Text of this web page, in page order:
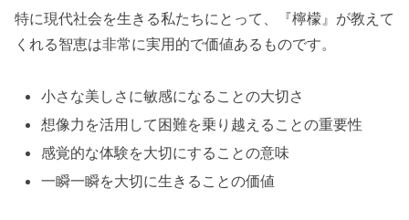
特に現代社会を生きる私たちにとって、『檸檬』が教えて
くれる智恵は非常に実用的で価値あるものです。
小さな美しさに敏感になることの大切さ
想像力を活用して困難を乗り越えることの重要性
感覚的な体験を大切にすることの意味
一瞬一瞬を大切に生きることの価値